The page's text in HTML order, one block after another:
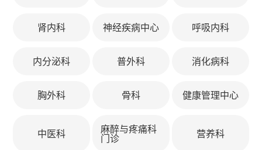
肾内科 神经疾病中心 呼吸内科
内分泌科 普外科 消化病科
胸外科 骨科 健康管理中心
中医科
麻醉与疼痛科
门诊
营养科